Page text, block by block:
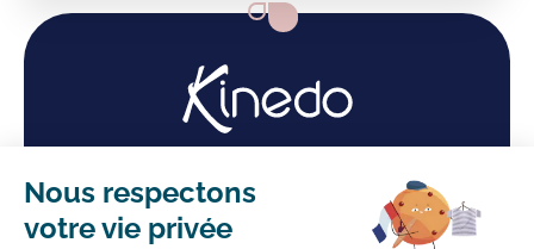
Kinedo
Service après-vente
Nous respectons
votre vie privée